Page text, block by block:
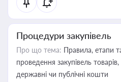
Процедури закупівель
Про що тема: Правила, етапи
проведення закупівель
державні чи публічні кошти